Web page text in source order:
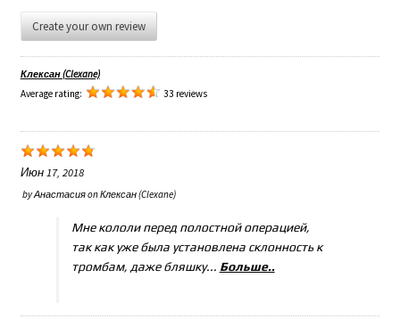
Create your own review
Клексан (Clexane)
Average rating:
33 reviews
Июн 17, 2018
byАнастасияonКлексан (Clexane)
Мне кололи перед полостной операцией,
так как уже была установлена склонность к
тромбам, даже бляшку... Больше..